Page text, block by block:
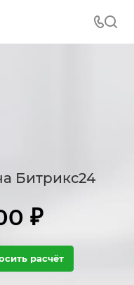
Битрикс24
₽
расчёт